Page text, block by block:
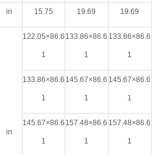
in 15.75 19.69 19.69
in
122.05×86.6
1
133.86×86.6
1
133.86×86.6
1
133.86×86.6
1
145.67×86.6
1
145.67×86.6
1
145.67×86.6
1
157.48×86.6
1
157.48×86.6
1